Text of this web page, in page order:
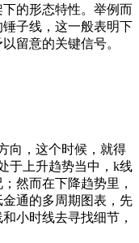
的形态特性。举例而
子线，这一般表明下
留意的关键信号。
向，这个时候，就得
于上升趋势当中，k线
然而在下降趋势里，
通的多周期图表，先
小时线去寻找细节，